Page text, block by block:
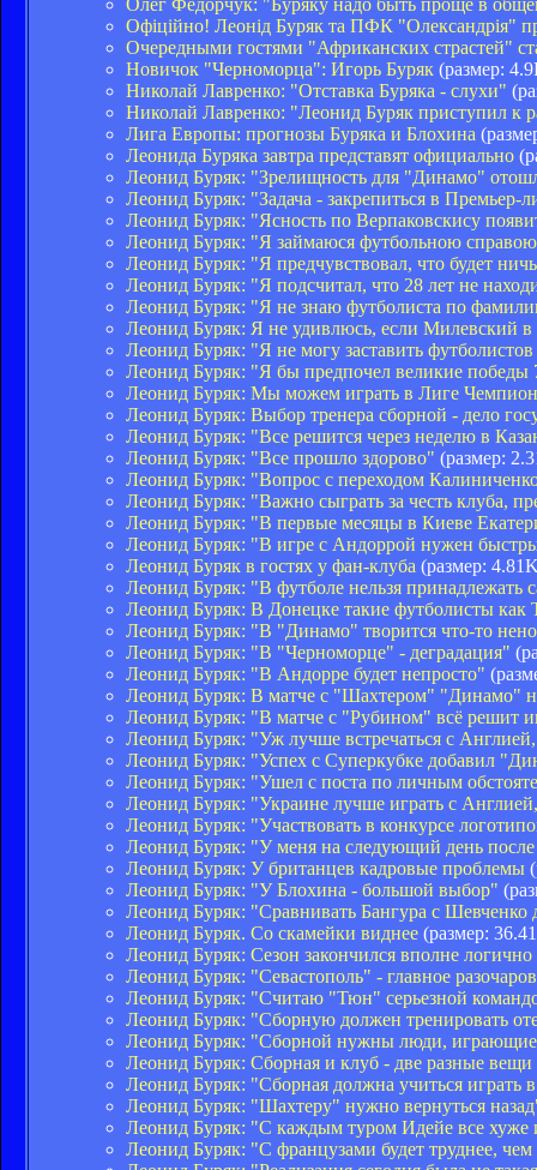
Офіційно! Леонід Буряк та ПФК "Олександрія"
Очередными гостями "Африканских страстей"
Новичок "Черноморца": Игорь Буряк (размер:
Николай Лавренко: "Отставка Буряка - слухи"
Николай Лавренко: "Леонид Буряк приступил к
Лига Европы: прогнозы Буряка и Блохина
Леонида Буряка завтра представят официально
Леонид Буряк: "Зрелищность для "Динамо"
Леонид Буряк: "Задача - закрепиться в Премьер-
Леонид Буряк: "Ясность по Верпаковскису
Леонид Буряк: "Я займаюся футбольною
Леонид Буряк: "Я предчувствовал, что будет
Леонид Буряк: "Я подсчитал, что 28 лет не
Леонид Буряк: "Я не знаю футболиста по
Леонид Буряк: Я не удивлюсь, если Милевский в
Леонид Буряк: "Я не могу заставить
Леонид Буряк: "Я бы предпочел великие
Леонид Буряк: Мы можем играть в Лиге
Леонид Буряк: Выбор тренера сборной - дело
Леонид Буряк: "Все решится через неделю в
Леонид Буряк: "Все прошло здорово" (размер:
Леонид Буряк: "Вопрос с переходом
Леонид Буряк: "Важно сыграть за честь клуба,
Леонид Буряк: "В первые месяцы в Киеве
Леонид Буряк: "В игре с Андоррой нужен
Леонид Буряк в гостях у фан-клуба (размер:
Леонид Буряк: "В футболе нельзя принадлежать
Леонид Буряк: В Донецке такие футболисты как
Леонид Буряк: "В "Динамо" творится что-то
Леонид Буряк: "В "Черноморце" - деградация"
Леонид Буряк: "В Андорре будет непросто"
Леонид Буряк: В матче с "Шахтером" "Динамо"
Леонид Буряк: "В матче с "Рубином" всё решит
Леонид Буряк: "Уж лучше встречаться с
Леонид Буряк: "Успех с Суперкубке добавил
Леонид Буряк: "Ушел с поста по личным
Леонид Буряк: "Украине лучше играть с
Леонид Буряк: "Участвовать в конкурсе
Леонид Буряк: "У меня на следующий день
Леонид Буряк: У британцев кадровые проблемы
Леонид Буряк: "У Блохина - большой выбор"
Леонид Буряк: "Сравнивать Бангура с Шевченко
Леонид Буряк. Со скамейки виднее (размер:
Леонид Буряк: Сезон закончился вполне логично
Леонид Буряк: "Севастополь" - главное
Леонид Буряк: "Считаю "Тюн" серьезной
Леонид Буряк: "Сборную должен тренировать
Леонид Буряк: "Сборной нужны люди, играющие
Леонид Буряк: Сборная и клуб - две разные вещи
Леонид Буряк: "Сборная должна учиться играть
Леонид Буряк: "Шахтеру" нужно вернуться
Леонид Буряк: "С каждым туром Идейе все хуже
Леонид Буряк: "С французами будет труднее,